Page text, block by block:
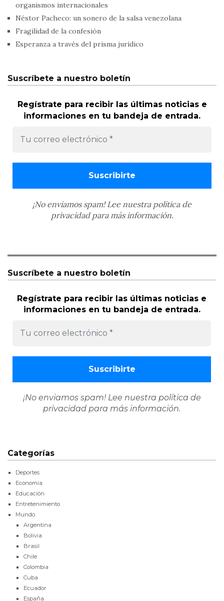
organismos internacionales
Néstor Pacheco: un sonero de la salsa venezolana
Fragilidad de la confesión
Esperanza a través del prisma jurídico
Suscríbete a nuestro boletín
Regístrate para recibir las últimas noticias e
informaciones en tu bandeja de entrada.
¡No enviamos spam! Lee nuestra política de
privacidadpara más información.
Suscríbete a nuestro boletín
Regístrate para recibir las últimas noticias e
informaciones en tu bandeja de entrada.
¡No enviamos spam! Lee nuestra política de
privacidad para más información.
Categorías
Deportes
Economía
Educación
Entretenimiento
Mundo
Argentina
Bolivia
Brasil
Chile
Colombia
Cuba
Ecuador
España